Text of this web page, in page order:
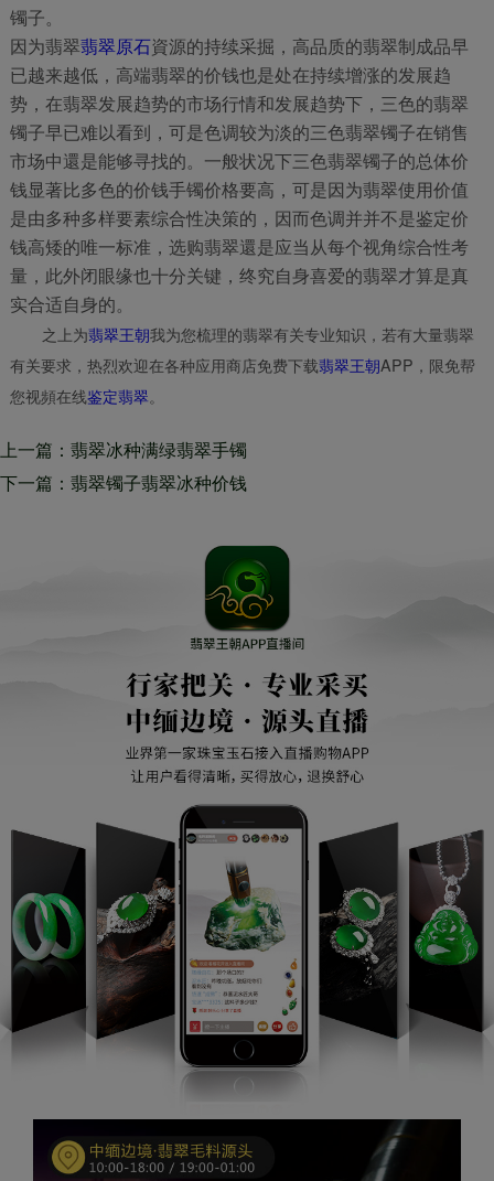
镯子。
因为翡翠翡翠原石資源的持续采掘，高品质的翡翠制成品早
已越来越低，高端翡翠的价钱也是处在持续增涨的发展趋
势，在翡翠发展趋势的市场行情和发展趋势下，三色的翡翠
镯子早已难以看到，可是色调较为淡的三色翡翠镯子在销售
市场中還是能够寻找的。一般状况下三色翡翠镯子的总体价
钱显著比多色的价钱手镯价格要高，可是因为翡翠使用价值
是由多种多样要素综合性决策的，因而色调并并不是鉴定价
钱高矮的唯一标准，选购翡翠還是应当从每个视角综合性考
量，此外闭眼缘也十分关键，终究自身喜爱的翡翠才算是真
实合适自身的。
之上为翡翠王朝我为您梳理的翡翠有关专业知识，若有大量翡翠
有关要求，热烈欢迎在各种应用商店免费下载翡翠王朝APP，限免帮
您视頻在线鉴定翡翠。
上一篇：翡翠冰种满绿翡翠手镯
价格如何？一样是满绿翡翠价钱
下一篇：翡翠镯子翡翠冰种价钱